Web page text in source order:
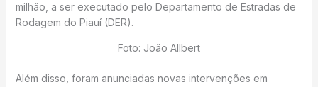
milhão, a ser executado pelo Departamento de Estradas de
Rodagem do Piauí (DER).
Foto: João Allbert
Além disso, foram anunciadas novas intervenções em